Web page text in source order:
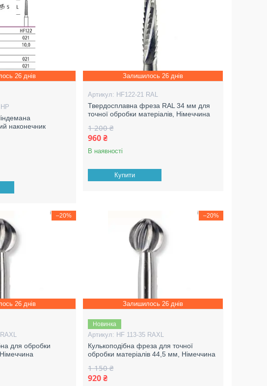
26 днів
наконечник
Залишилось 26 днів
HF122-21 RAL
Твердосплавна фреза RAL 34 мм для
точної обробки матеріалів, Німеччина
1 200 ₴
960 ₴
В наявності
Купити
–20%
26 днів
для обробки
–20%
Залишилось 26 днів
Новинка
HF 113-35 RAXL
Кулькоподібна фреза для точної
обробки матеріалів 44,5 мм, Німеччина
1 150 ₴
920 ₴